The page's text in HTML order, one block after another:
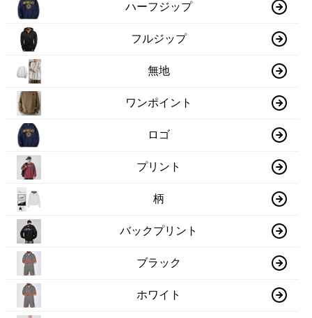
ハーフジップ
フルジップ
無地
ワンポイント
ロゴ
プリント
柄
バックプリント
ブラック
ホワイト